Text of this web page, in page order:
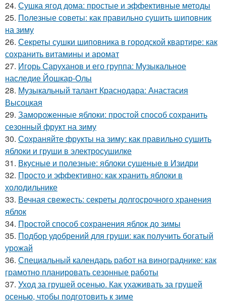
24. Сушка ягод дома: простые и эффективные методы
25. Полезные советы: как правильно сушить шиповник
на зиму
26. Секреты сушки шиповника в городской квартире: как
сохранить витамины и аромат
27. Игорь Саруханов и его группа: Музыкальное
наследие Йошкар-Олы
28. Музыкальный талант Краснодара: Анастасия
Высоцкая
29. Замороженные яблоки: простой способ сохранить
сезонный фрукт на зиму
30. Сохраняйте фрукты на зиму: как правильно сушить
яблоки и груши в электросушилке
31. Вкусные и полезные: яблоки сушеные в Изидри
32. Просто и эффективно: как хранить яблоки в
холодильнике
33. Вечная свежесть: секреты долгосрочного хранения
яблок
34. Простой способ сохранения яблок до зимы
35. Подбор удобрений для груши: как получить богатый
урожай
36. Специальный календарь работ на винограднике: как
грамотно планировать сезонные работы
37. Уход за грушей осенью. Как ухаживать за грушей
осенью, чтобы подготовить к зиме